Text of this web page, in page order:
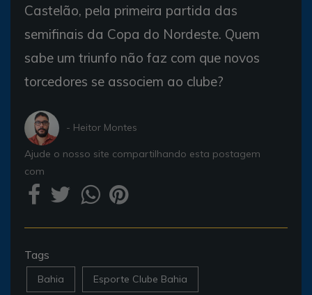
Castelão, pela primeira partida das
semifinais da Copa do Nordeste. Quem
sabe um triunfo não faz com que novos
torcedores se associem ao clube?
- Heitor Montes
Ajude o nosso site compartilhando esta postagem
com
Tags
Bahia Esporte Clube Bahia